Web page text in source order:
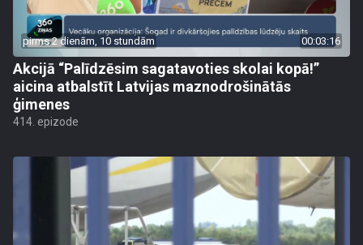
pirms 2 dienām, 10 stundām 00:03:16
Akcijā “Palīdzēsim sagatavoties skolai kopā!”
aicina atbalstīt Latvijas maznodrošinātās
ģimenes
414. epizode